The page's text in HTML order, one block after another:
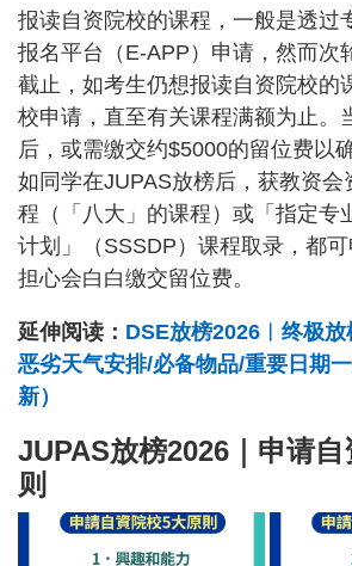
报读自资院校的课程，一般是透过
报名平台（E-APP）申请，然而次
截止，如考生仍想报读自资院校的
校申请，直至有关课程满额为止。
后，或需缴交约$5000的留位费以
如同学在JUPAS放榜后，获教资会
程（「八大」的课程）或「指定专
计划」（SSSDP）课程取录，都
担心会白白缴交留位费。
延伸阅读： DSE放榜2026︱终极
恶劣天气安排/必备物品/重要日期
新）
JUPAS放榜2026｜申请
则